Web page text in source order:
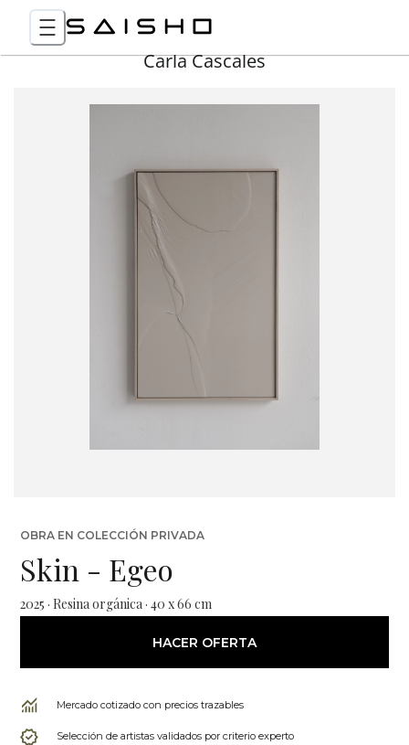
Carla Cascales
OBRA EN COLECCIÓN PRIVADA
Skin - Egeo
2025 · Resina orgánica · 40 x 66 cm
HACER OFERTA
Mercado cotizado con precios trazables
Selección de artistas validados por criterio experto